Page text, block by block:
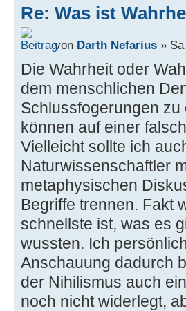
Re: Was ist
von Darth Nefarius »
Die Wahrheit oder
dem menschlichen
Schlussfogerungen
können auf einer
Vielleicht sollte ich
Naturwissenschaftler
metaphysischen
Begriffe trennen. Fakt
schnellste ist, was es
wussten. Ich
Anschauung dadurch
der Nihilismus auch
noch nicht widerlegt,